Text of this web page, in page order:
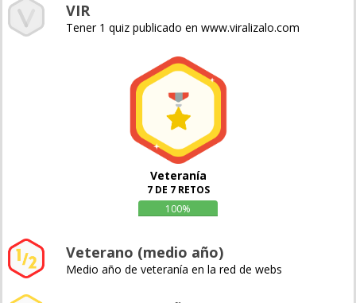
VIR
Tener 1 quiz publicado en www.viralizalo.com
Veteranía
7 DE 7 RETOS
100%
Veterano (medio año)
Medio año de veteranía en la red de webs